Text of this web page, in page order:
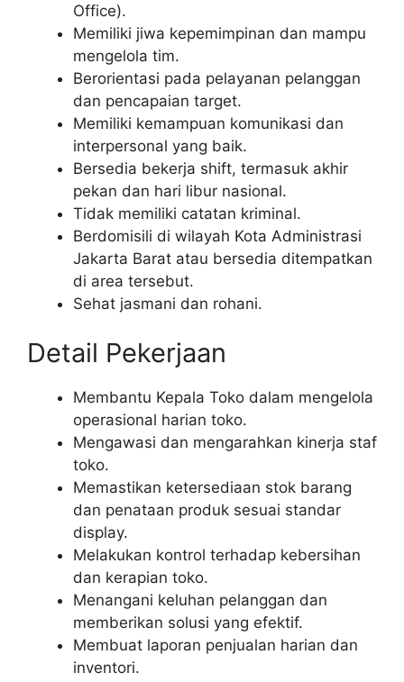
Office).
Memiliki jiwa kepemimpinan dan mampu
mengelola tim.
Berorientasi pada pelayanan pelanggan
dan pencapaian target.
Memiliki kemampuan komunikasi dan
interpersonal yang baik.
Bersedia bekerja shift, termasuk akhir
pekan dan hari libur nasional.
Tidak memiliki catatan kriminal.
Berdomisili di wilayah Kota Administrasi
Jakarta Barat atau bersedia ditempatkan
di area tersebut.
Sehat jasmani dan rohani.
Detail Pekerjaan
Membantu Kepala Toko dalam mengelola
operasional harian toko.
Mengawasi dan mengarahkan kinerja staf
toko.
Memastikan ketersediaan stok barang
dan penataan produk sesuai standar
display.
Melakukan kontrol terhadap kebersihan
dan kerapian toko.
Menangani keluhan pelanggan dan
memberikan solusi yang efektif.
Membuat laporan penjualan harian dan
inventori.